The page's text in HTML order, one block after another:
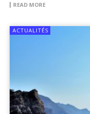
READ MORE
ACTUALITÉS